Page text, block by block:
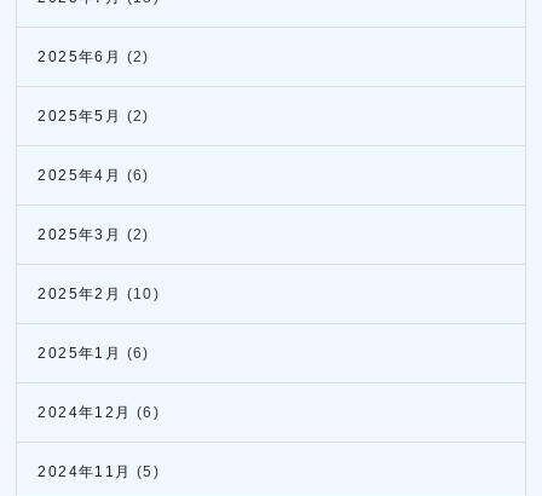
2025年6月 (2)
2025年5月 (2)
2025年4月 (6)
2025年3月 (2)
2025年2月 (10)
2025年1月 (6)
2024年12月 (6)
2024年11月 (5)